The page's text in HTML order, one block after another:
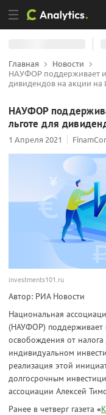
Главная
Новости
НАУФОР поддерживает
дивидендов на акции на
НАУФОР
льготе для
1 Апреля 2021
investments101.ru
Автор: РИА Новости
Национальная
(НАУФОР) поддерживает
освобождения от
индивидуальном
реализация этой
долгосрочным
ассоциации Алексей
Ранее в четверг газета «